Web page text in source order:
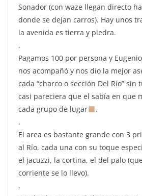
Sonador (con waze llegan directo
donde se dejan carros). Hay unos
la avenida es tierra y piedra.
.
Pagamos 100 por persona y
nos acompañó y nos dio la mejor
cada “charco o sección Del Río”
casi pareciera que el sabía en que
cada grupo de lugar
.
.
El area es bastante grande con 3
al Río, cada una con su toque
el jacuzzi, la cortina, el del palo
corriente se lo llevo).
.